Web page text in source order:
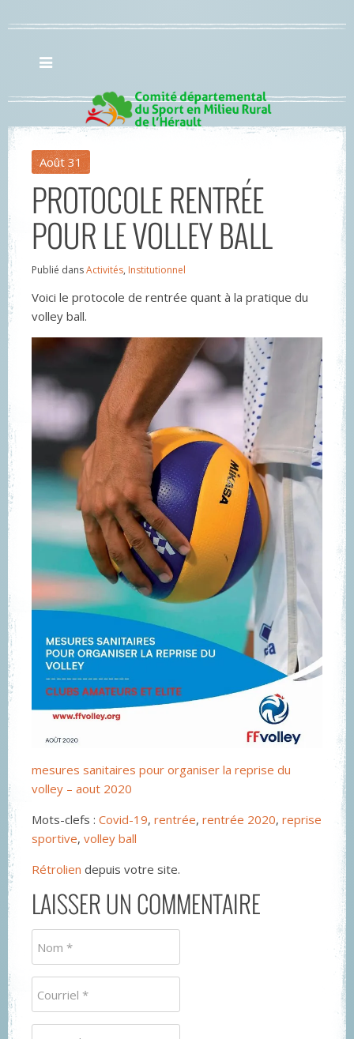
Août 31
PROTOCOLE RENTRÉE
POUR LE VOLLEY BALL
Publié dansActivités, Institutionnel
Voici le protocole de rentrée quant à la pratique du
volley ball.
mesures sanitaires pour organiser la reprise du
volley – aout 2020
Mots-clefs : Covid-19, rentrée, rentrée 2020, reprise
sportive, volley ball
Rétrolien depuis votre site.
LAISSER UN COMMENTAIRE